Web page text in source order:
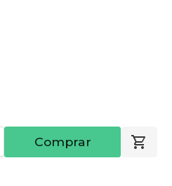
Comprar